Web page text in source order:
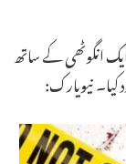
انگوٹھی کے ساتھ
کیا۔ نیویارک: